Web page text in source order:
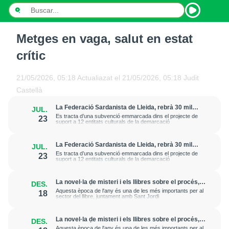
PROGRAMES
CONTACTE
Metges en vaga, salut en estat
crític
21/05/2026, 05:18 Actualiazat el 21/05/2026, 05:18 Judit
Castellà
JUL.
23
La Federació Sardanista de Lleida, rebrà 30 mil
euros anuals de l’IEI fins al 2023
Es tracta d’una subvenció emmarcada dins el projecte de
suport a 12 entitats culturals de la demarcació
JUL.
23
La Federació Sardanista de Lleida, rebrà 30 mil
euros anuals de l’IEI fins al 2023
Es tracta d’una subvenció emmarcada dins el projecte de
suport a 12 entitats culturals de la demarcació
DES.
18
La novel·la de misteri i els llibres sobre el procés,
entre els més sol·licitats per regalar aquest Nadal
Aquesta època de l'any és una de les més importants per al
sector del llibre, juntament amb Sant Jordi
DES.
La novel·la de misteri i els llibres sobre el procés,
entre els més sol·licitats per regalar aquest Nadal
Aquesta època de l'any és una de les més importants per al